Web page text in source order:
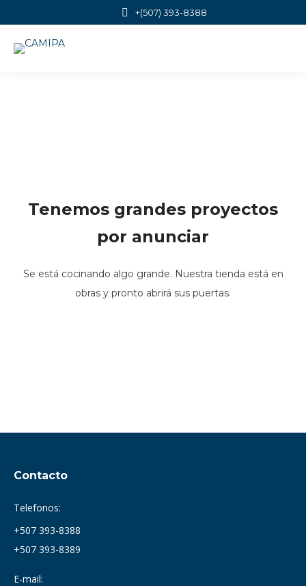
+(507) 393-8388
Tenemos grandes proyectos
por anunciar
Se está cocinando algo grande. Nuestra tienda está en
obras y pronto abrirá sus puertas.
Contacto
Telefonos:
+507 393-8388
+507 393-8389
E-mail: